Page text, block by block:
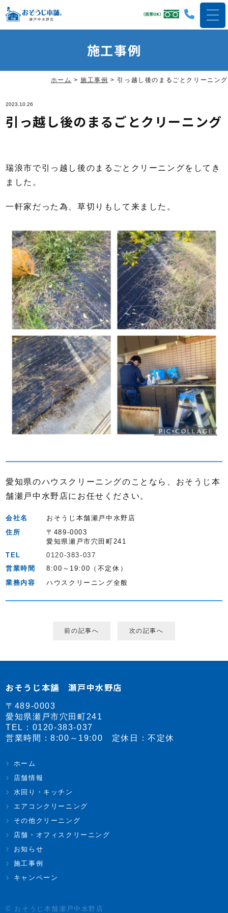
施工事例
ホーム >施工事例 > 引っ越し後のまるごとクリーニング
2023.10.26
引っ越し後のまるごとクリーニング
瑞浪市で引っ越し後のまるごとクリーニングをしてき
ました。
一軒家だった為、草切りもして来ました。
愛知県のハウスクリーニングのことなら、おそうじ本
舗瀬戸中水野店にお任せください。
会社名
おそうじ本舗瀬戸中水野店
住所
〒489-0003
愛知県瀬戸市穴田町241
TEL
0120-383-037
営業時間
8:00～19:00（不定休）
業務内容
ハウスクリーニング全般
前の記事へ 次の記事へ
おそうじ本舗 瀬戸中水野店
〒489-0003
愛知県瀬戸市穴田町241
TEL： 0120-383-037
営業時間：8:00～19:00 定休日：不定休
ホーム
店舗情報
水回り・キッチン
エアコンクリーニング
その他クリーニング
店舗・オフィスクリーニング
お知らせ
施工事例
キャンペーン
© おそうじ本舗瀬戸中水野店